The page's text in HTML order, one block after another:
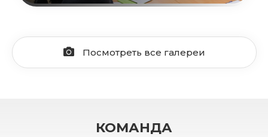
Посмотреть все галереи
КОМАНДА